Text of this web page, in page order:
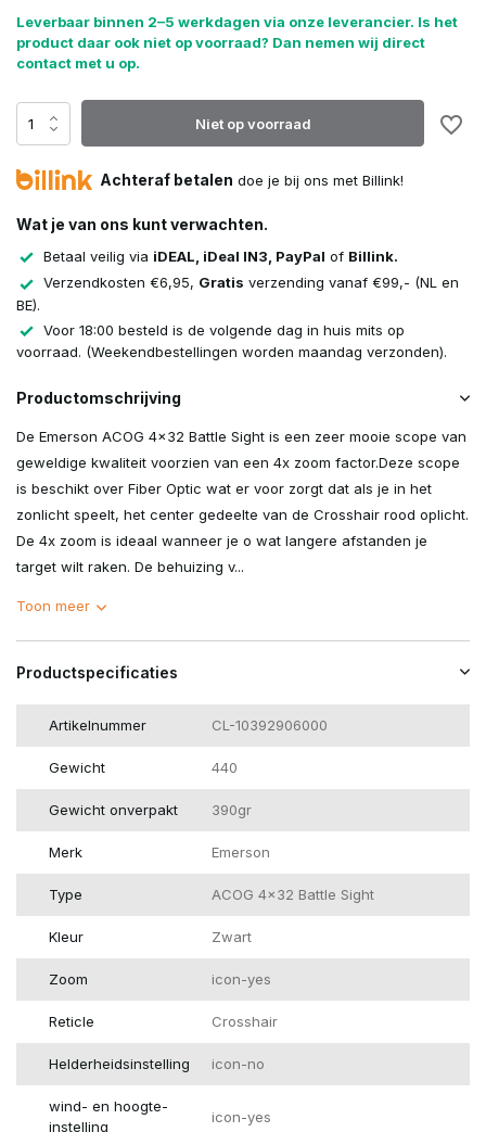
Leverbaar binnen 2–5 werkdagen via onze leverancier. Is het
product daar ook niet op voorraad? Dan nemen wij direct
contact met u op.
Niet op voorraad
Achteraf betalen doe je bij ons met Billink!
Wat je van ons kunt verwachten.
Betaal veilig via iDEAL, iDeal IN3, PayPal of Billink.
Verzendkosten €6,95, Gratis verzending vanaf €99,- (NL en
BE).
Voor 18:00 besteld is de volgende dag in huis mits op
voorraad. (Weekendbestellingen worden maandag verzonden).
Productomschrijving
De Emerson ACOG 4x32 Battle Sight is een zeer mooie scope van
geweldige kwaliteit voorzien van een 4x zoom factor.Deze scope
is beschikt over Fiber Optic wat er voor zorgt dat als je in het
zonlicht speelt, het center gedeelte van de Crosshair rood oplicht.
De 4x zoom is ideaal wanneer je o wat langere afstanden je
target wilt raken. De behuizing v...
Toon meer
Productspecificaties
Artikelnummer CL-10392906000
Gewicht 440
Gewicht onverpakt 390gr
Merk Emerson
Type ACOG 4x32 Battle Sight
Kleur Zwart
Zoom icon-yes
Reticle Crosshair
Helderheidsinstelling icon-no
wind- en hoogte-
instelling
icon-yes